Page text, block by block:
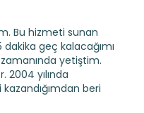
Bu hizmeti sunan
geç kalacağımı
yetiştim.
yılında
beri